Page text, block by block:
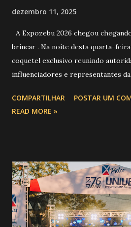
dezembro 11, 2025
A Expozebu 2026 chegou
brincar . Na noite desta quarta-
coquetel exclusivo reunindo
influenciadores e representantes
festa : a chegada do Campeonato
do Circuito Rancho Primavera
impacto é tão grande que o evento
agora é Expozebu Rodeo Shows .
@circuitoranchoprimavera 🎤
VAI ESTREMECER O PARQUE
COMPARTILHAR
POSTAR UM
READ MORE »